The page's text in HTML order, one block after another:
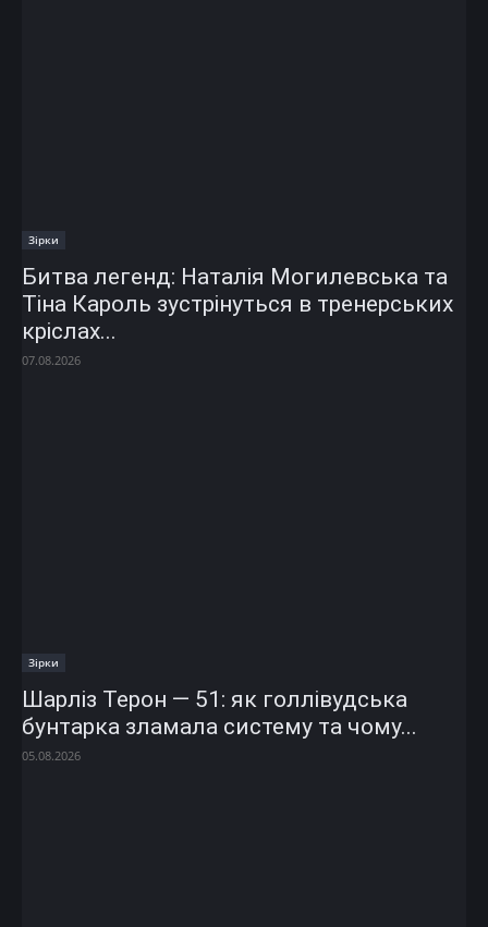
Зірки
Битва легенд: Наталія Могилевська та
Тіна Кароль зустрінуться в тренерських
кріслах...
07.08.2026
Зірки
Шарліз Терон — 51: як голлівудська
бунтарка зламала систему та чому...
05.08.2026